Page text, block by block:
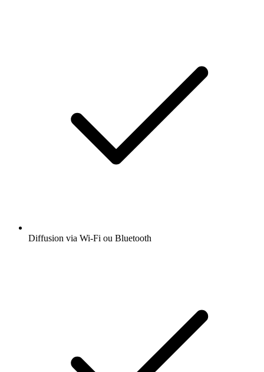
Diffusion via Wi-Fi ou Bluetooth